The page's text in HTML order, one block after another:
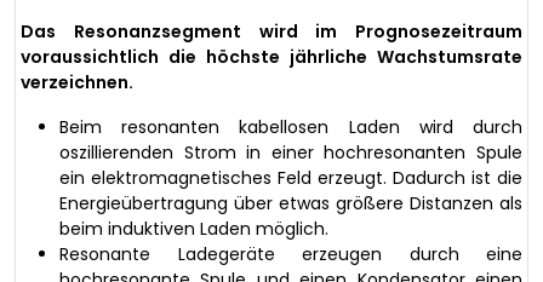
Das Resonanzsegment wird im Prognosezeitraum
voraussichtlich die höchste jährliche Wachstumsrate
verzeichnen.
Beim resonanten kabellosen Laden wird durch
oszillierenden Strom in einer hochresonanten Spule
ein elektromagnetisches Feld erzeugt. Dadurch ist die
Energieübertragung über etwas größere Distanzen als
beim induktiven Laden möglich.
Resonante Ladegeräte erzeugen durch eine